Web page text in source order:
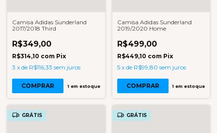
Camisa Adidas Sunderland
2017/2018 Third
R$349,00
R$314,10 com Pix
3 x de R$116,33 sem juros
COMPRAR 1em estoque
Camisa Adidas Sunderland
2019/2020 Home
R$499,00
R$449,10 com Pix
5 x de R$99,80 sem juros
COMPRAR 1 em estoque
GRÁTIS GRÁTIS